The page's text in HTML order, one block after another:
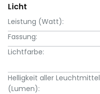
Licht
Leistung (Watt):
Fassung:
Lichtfarbe:
Helligkeit aller Leuchtmittel
(Lumen):